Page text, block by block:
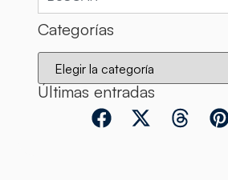
Categorías
Últimas entradas